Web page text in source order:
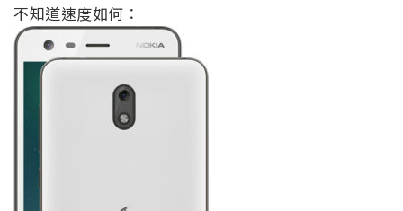
不知道速度如何：